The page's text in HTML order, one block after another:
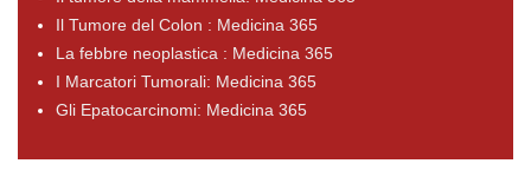
Il Tumore del Colon : Medicina 365
La febbre neoplastica : Medicina 365
I Marcatori Tumorali: Medicina 365
Gli Epatocarcinomi: Medicina 365